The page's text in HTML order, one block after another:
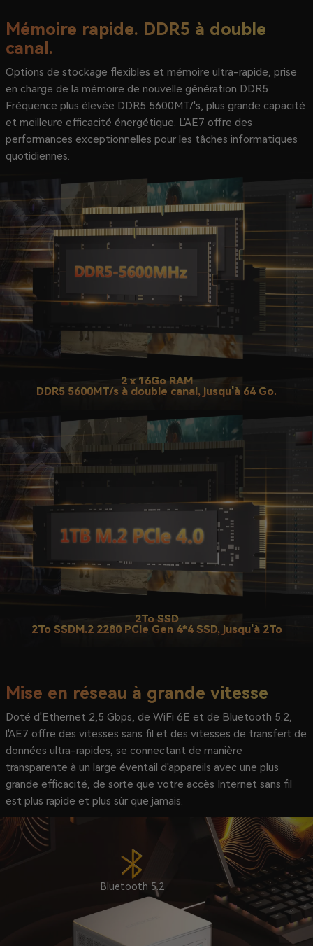
Mémoire rapide. DDR5 à double
canal.
Options de stockage flexibles et mémoire ultra-rapide, prise
en charge de la mémoire de nouvelle génération DDR5
Fréquence plus élevée DDR5 5600MT/'s, plus grande capacité
et meilleure efficacité énergétique. L'AE7 offre des
performances exceptionnelles pour les tâches informatiques
quotidiennes.
2 x 16Go RAM
DDR5 5600MT/s à double canal, jusqu'à 64 Go.
2To SSD
2To SSDM.2 2280 PCIe Gen 4*4 SSD, jusqu'à 2To
Mise en réseau à grande vitesse
Doté d'Ethernet 2,5 Gbps, de WiFi 6E et de Bluetooth 5.2,
l'AE7 offre des vitesses sans fil et des vitesses de transfert de
données ultra-rapides, se connectant de manière
transparente à un large éventail d'appareils avec une plus
grande efficacité, de sorte que votre accès Internet sans fil
est plus rapide et plus sûr que jamais.
Bluetooth 5.2